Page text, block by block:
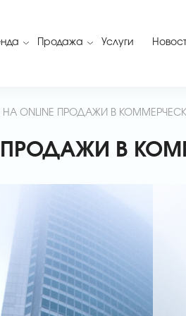
Продажа Услуги
ONLINE ПРОДАЖИ В
ПРОДАЖИ В